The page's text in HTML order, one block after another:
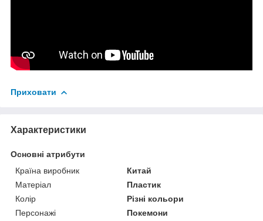
Приховати
Характеристики
Основні атрибути
Країна виробник
Китай
Матеріал
Пластик
Колір
Різні кольори
Персонажі
Покемони